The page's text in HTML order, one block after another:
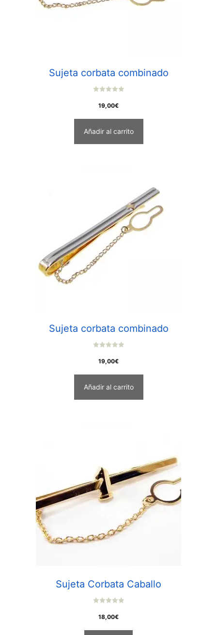
Sujeta corbata combinado
o
5
19,00€
Añadir al carrito
Sujeta corbata combinado
o
5
19,00€
Añadir al carrito
Sujeta Corbata Caballo
o
18,00€